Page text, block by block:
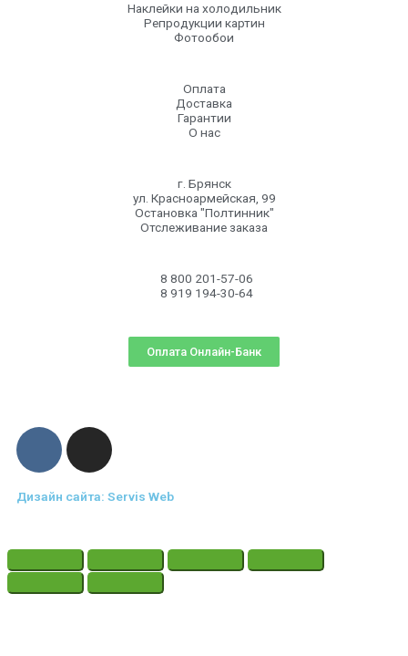
Наклейки на холодильник
Репродукции картин
Фотообои
Оплата
Доставка
Гарантии
О нас
г. Брянск
ул. Красноармейская, 99
Остановка "Полтинник"
Отслеживание заказа
8 800 201-57-06
8 919 194-30-64
Оплата Онлайн-Банк
Дизайн сайта: Servis Web